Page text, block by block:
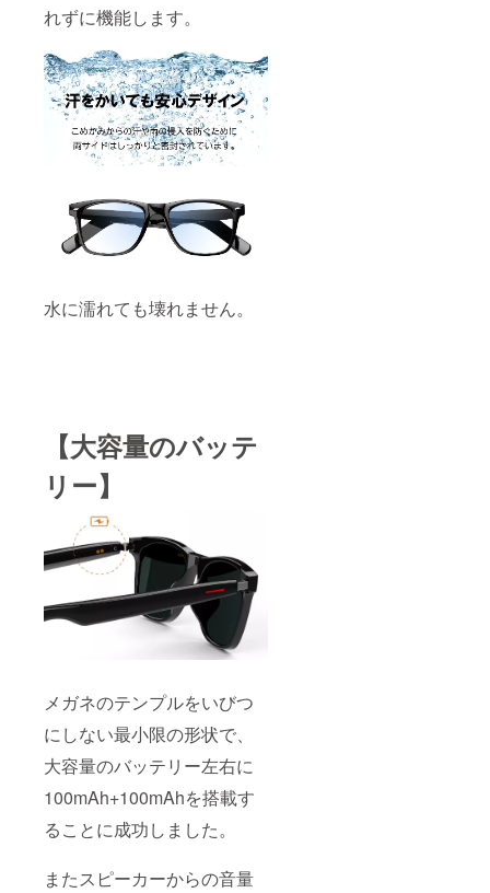
れずに機能します。
水に濡れても壊れません。
【大容量のバッテ
リー】
メガネのテンプルをいびつ
にしない最小限の形状で、
大容量のバッテリー左右に
100mAh+100mAhを搭載す
ることに成功しました。
またスピーカーからの音量